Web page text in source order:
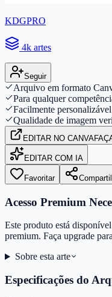
KDGPRO
4k artes
Seguir
Arquivo em formato
Para qualquer
Facilmente personalizável
Qualidade de imagem
EDITAR NO CANVA
EDITAR COM IA
Favoritar
Acesso Premium
Este produto está
premium. Faça upgrade
Sobre esta arte
Especificações do